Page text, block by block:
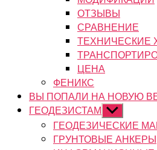
ОТЗЫВЫ
СРАВНЕНИЕ
ТЕХНИЧЕСКИЕ
ЦЕНА
ФЕНИКС
ВЫ ПОПАЛИ НА НОВУЮ
ГЕОДЕЗИСТАМ Показывать
подменю
ГЕОДЕЗИЧЕСКИЕ
ГРУНТОВЫЕ АНКЕРЫ